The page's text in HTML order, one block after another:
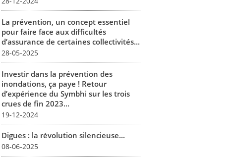
La prévention, un concept essentiel
pour faire face aux difficultés
d’assurance de certaines collectivités...
28-05-2025
Investir dans la prévention des
inondations, ça paye ! Retour
d’expérience du Symbhi sur les trois
crues de fin 2023...
19-12-2024
Digues : la révolution silencieuse...
08-06-2025